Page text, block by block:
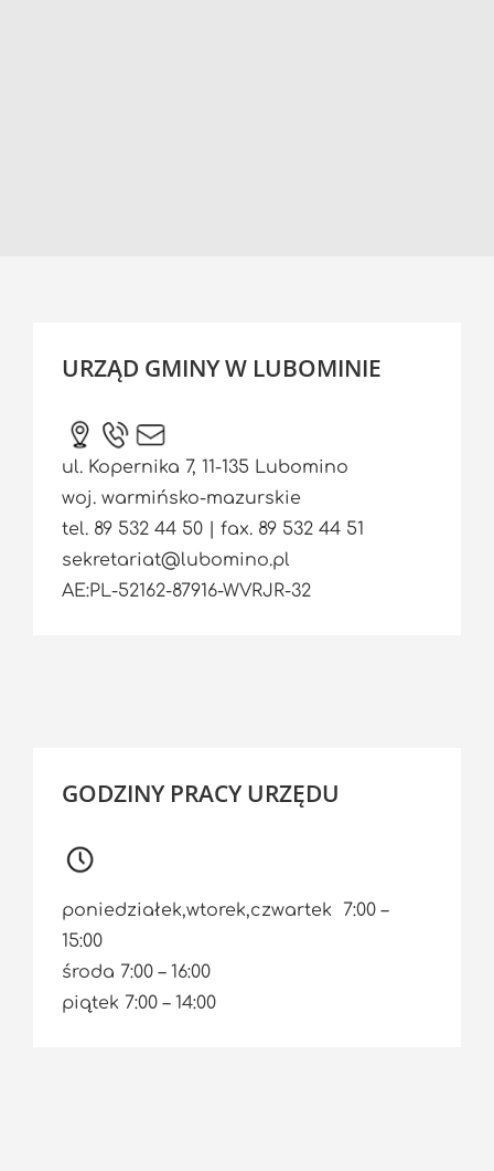
URZĄD GMINY W LUBOMINIE
ul. Kopernika 7, 11-135 Lubomino
woj. warmińsko-mazurskie
tel. 89 532 44 50 | fax. 89 532 44 51
sekretariat@lubomino.pl
AE:PL-52162-87916-WVRJR-32
GODZINY PRACY URZĘDU
poniedziałek,wtorek,czwartek 7:00 –
15:00
środa 7:00 – 16:00
piątek 7:00 – 14:00